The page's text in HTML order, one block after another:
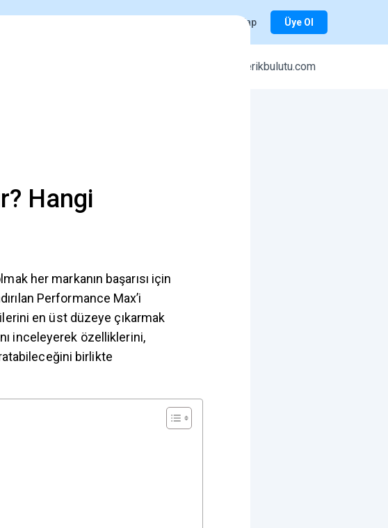
Giriş Yap Üye Ol
icerikbulutu.com
Hangi
her markanın başarısı için
Performance Max’i
en üst düzeye çıkarmak
inceleyerek özelliklerini,
birlikte